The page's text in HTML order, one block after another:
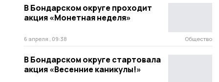
В Бондарском округе проходит
акция «Монетная неделя»
6 апреля , 09:38 Общество
В Бондарском округе стартовала
акция «Весенние каникулы!»